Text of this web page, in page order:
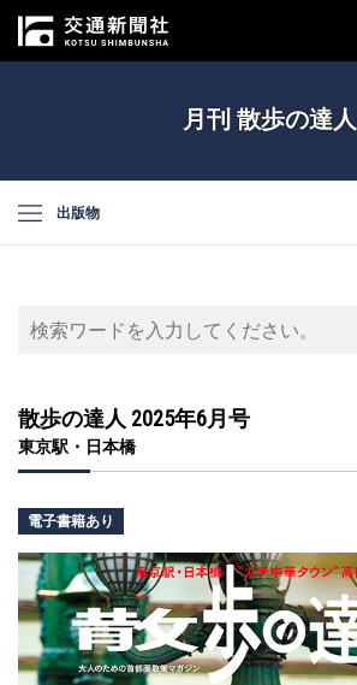
月刊 散歩の達人
出版物
散歩の達人 2025年6月号
東京駅・日本橋
電子書籍あり